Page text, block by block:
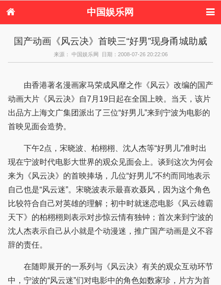
中国娱乐网
港台娱乐
日本娱乐 韩国娱乐
欧美娱乐
音乐新闻 影视新闻
内地明星八卦
八卦
国产动画《风云决》首映三“好男”现身甬城助威
来源： 中国娱乐网 日期：2008-07-26 20:22:06
由香港著名漫画家马荣成风靡之作《风云》改编的国产
动画大片《风云决》自7月19日起在全国上映。当天，该片
出品方上海文广集团派出了三位“好男儿”来到宁波为电影的
首映见面会造势。
下午2点，宋晓波、柏栩栩、沈人杰等“好男儿”准时出
现在宁波时代电影大世界的观众见面会上。谈到这次为何会
来为《风云决》的首映捧场，几位“好男儿”不约而同地表示
自己也是“风云迷”。宋晓波表示最喜欢聂风，因为这个角色
比较符合自己对英雄的理解；初中时就迷恋电影《风云雄霸
天下》的柏栩栩则表示对步惊云情有独钟；首次来到宁波的
沈人杰表示自己从小就是个动漫迷，推广国产动画是义不容
辞的责任。
在随即展开的一系列与《风云决》有关的观众互动环节
中，宁波的“风云迷”们对电影中的角色如数家珍，片方为首